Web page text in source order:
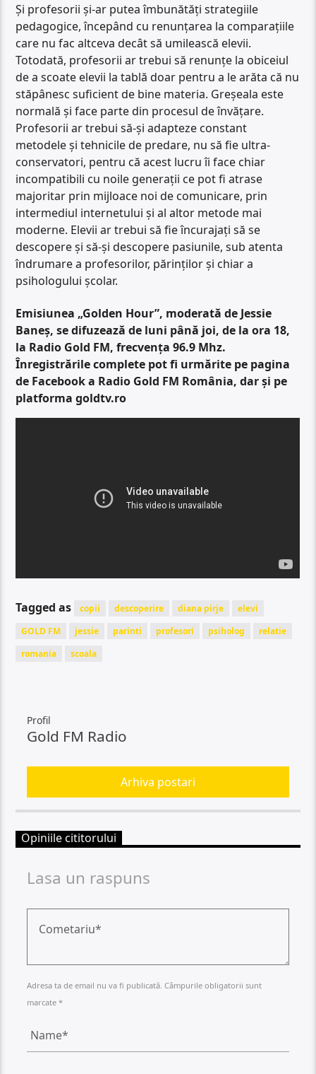
Și profesorii și-ar putea îmbunătăți strategiile
pedagogice, începând cu renunțarea la comparațiile
care nu fac altceva decât să umilească elevii.
Totodată, profesorii ar trebui să renunțe la obiceiul
de a scoate elevii la tablă doar pentru a le arăta că nu
stăpânesc suficient de bine materia. Greșeala este
normală și face parte din procesul de învățare.
Profesorii ar trebui să-și adapteze constant
metodele și tehnicile de predare, nu să fie ultra-
conservatori, pentru că acest lucru îi face chiar
incompatibili cu noile generații ce pot fi atrase
majoritar prin mijloace noi de comunicare, prin
intermediul internetului și al altor metode mai
moderne. Elevii ar trebui să fie încurajați să se
descopere și să-și descopere pasiunile, sub atenta
îndrumare a profesorilor, părinților și chiar a
psihologului școlar.
Emisiunea „Golden Hour”, moderată de Jessie
Baneș, se difuzează de luni până joi, de la ora 18,
la Radio Gold FM, frecvența 96.9 Mhz.
Înregistrările complete pot fi urmărite pe pagina
de Facebook a Radio Gold FM România, dar și pe
platforma goldtv.ro
Tagged as copii descoperire diana pirje
elevi
GOLD FM
jessie parinti profesori psiholog
relatie
romania
scoala
Profil
Gold FM Radio
Arhiva postari
Opiniile cititorului
Lasa un raspuns
Adresa ta de email nu va fi publicată. Câmpurile obligatorii sunt
marcate *